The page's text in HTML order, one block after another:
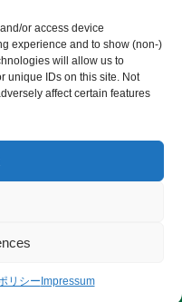
or access device
experience and to show (non-)
will allow us to
unique IDs on this site. Not
affect certain features
リシー Impressum
モ.